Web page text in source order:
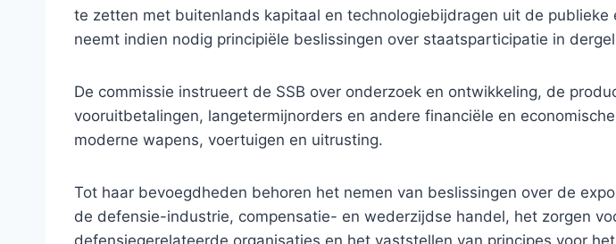
te zetten met buitenlands kapitaal en technologiebijdragen uit de publieke
neemt indien nodig principiële beslissingen over staatsparticipatie in
De commissie instrueert de SSB over onderzoek en ontwikkeling, de
vooruitbetalingen, langetermijnorders en andere financiële en
moderne wapens, voertuigen en uitrusting.
Tot haar bevoegdheden behoren het nemen van beslissingen over de
de defensie-industrie, compensatie- en wederzijdse handel, het zorgen
defensiegerelateerde organisaties en het vaststellen van principes voor